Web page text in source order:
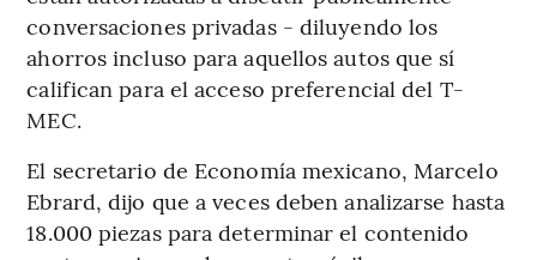
conversaciones privadas - diluyendo los
ahorros incluso para aquellos autos que sí
califican para el acceso preferencial del T-
MEC.
El secretario de Economía mexicano, Marcelo
Ebrard, dijo que a veces deben analizarse hasta
18.000 piezas para determinar el contenido